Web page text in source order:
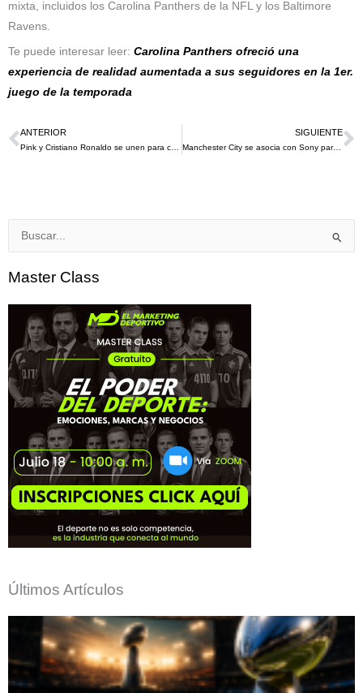
mixta, incluidos los Carolina Panthers de la NFL y los Baltimore
Ravens.
Te puede interesar leer: Carolina Panthers ofreció una
experiencia de realidad aumentada a sus seguidores en la 1er.
juego de la temporada
Ant
ANTERIOR
Pink y Cristiano Ronaldo se unen para cumplir el sueño de 2 niños
SIGUIENTE
Manchester City se asocia con Sony para desarrollar experiencias digitales para los fanáticos
Buscar
Master Class
Últimos Artículos